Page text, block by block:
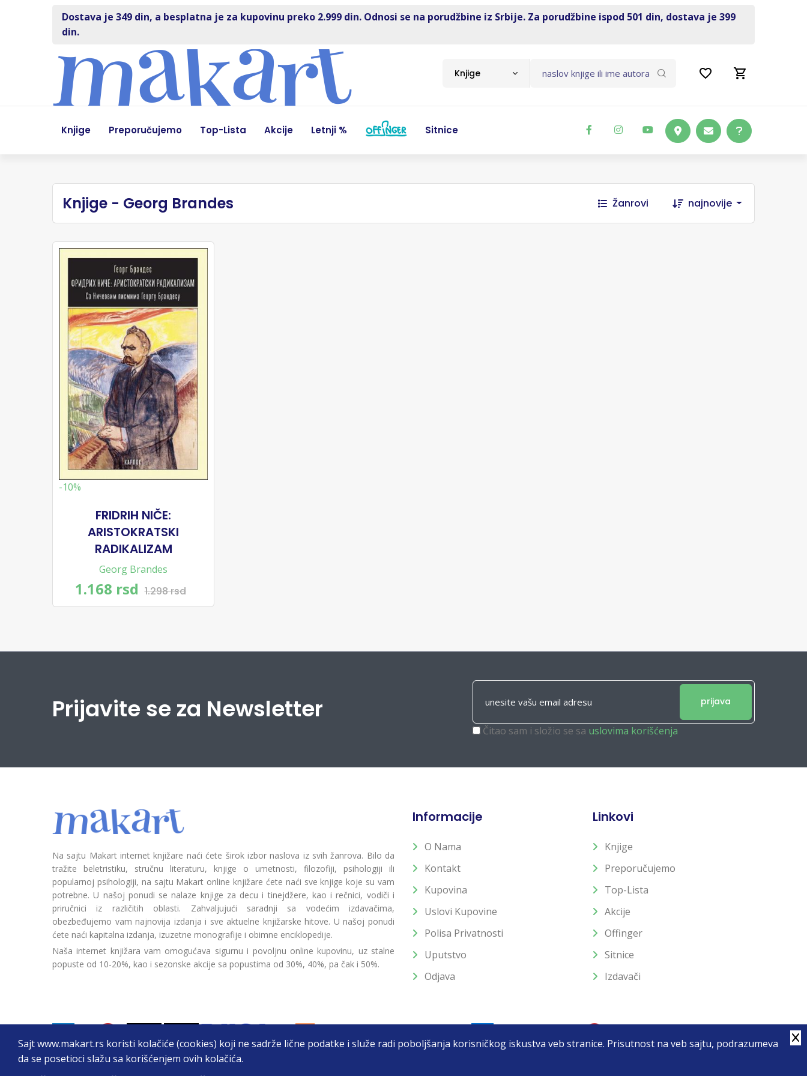
Sajt www.makart.rs koristi kolačiće (cookies) koji ne sadrže lične podatke i služe radi poboljšanja korisničkog iskustva veb stranice. Prisutnost na veb sajtu, podrazumeva
da se posetioci slažu sa korišćenjem ovih kolačića.
Dostava je 349 din, a besplatna je za kupovinu preko 2.999 din. Odnosi se na porudžbine iz Srbije. Za porudžbine ispod 501 din, dostava je 399
din.
Knjige
Knjige Preporučujemo Top-Lista Akcije Letnji % Sitnice
Knjige - Georg Brandes Žanrovi najnovije
-10%
FRIDRIH NIČE:
ARISTOKRATSKI
RADIKALIZAM
Georg Brandes
1.168 rsd 1.298 rsd
Prijavite se za Newsletter prijava
Čitao sam i složio se sa uslovima korišćenja
Na sajtu Makart internet knjižare naći ćete širok izbor naslova iz svih žanrova. Bilo da
tražite beletristiku, stručnu literaturu, knjige o umetnosti, filozofiji, psihologiji ili
popularnoj psihologiji, na sajtu Makart online knjižare ćete naći sve knjige koje su vam
potrebne. U našoj ponudi se nalaze knjige za decu i tinejdžere, kao i rečnici, vodiči i
priručnici iz različitih oblasti. Zahvaljujući saradnji sa vodećim izdavačima,
obezbeđujemo vam najnovija izdanja i sve aktuelne knjižarske hitove. U našoj ponudi
ćete naći kapitalna izdanja, izuzetne monografije i obimne enciklopedije.
Naša internet knjižara vam omogućava sigurnu i povoljnu online kupovinu, uz stalne
popuste od 10-20%, kao i sezonske akcije sa popustima od 30%, 40%, pa čak i 50%.
Informacije
O Nama
Kontakt
Kupovina
Uslovi Kupovine
Polisa Privatnosti
Uputstvo
Odjava
Linkovi
Knjige
Preporučujemo
Top-Lista
Akcije
Offinger
Sitnice
Izdavači